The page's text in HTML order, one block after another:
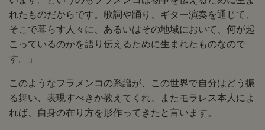
れたものだからです。歌詞や踊り、ギター演奏を通じて、
そこで暮らす人々に、あるいはその地域において、何が起
こっているのかを語り伝えるために生まれたものなので
す。」
このようなフラメンコの系譜が、この世界で自分はどう振
る舞い、表現すべきか教えてくれ、またモラレス本人によ
れば、自身の在り方を形作ってきたと言います。